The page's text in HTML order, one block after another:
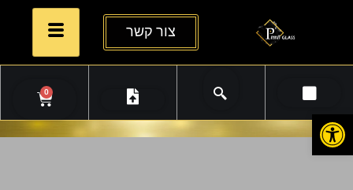
צור קשר
0
פתח סרגל נגישות